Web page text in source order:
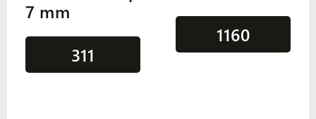
7 mm
311
1160